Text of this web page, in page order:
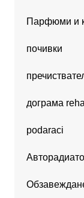
Парфюми и
почивки
дограма
podaraci